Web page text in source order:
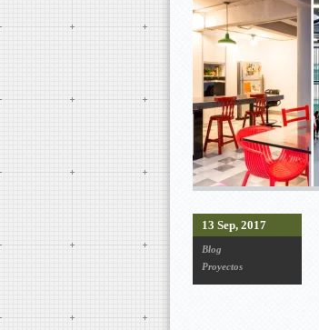
13 Sep, 2017
Blog
Proyectos